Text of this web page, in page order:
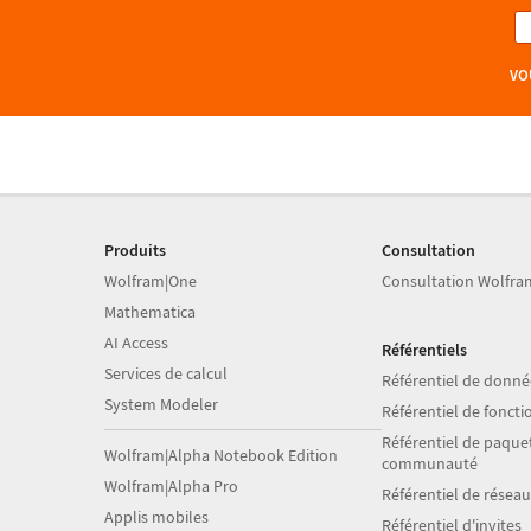
Produits
Wolfram|One
Mathematica
AI Access
Services de calcul
System Modeler
Wolfram|Alpha Notebook Edition
Wolfram|Alpha Pro
Applis mobiles
Consultation
Consultation
Référentiels
Référentiel de
Référentiel de
Référentiel de
communauté
Référentiel de
Référentiel d'invites